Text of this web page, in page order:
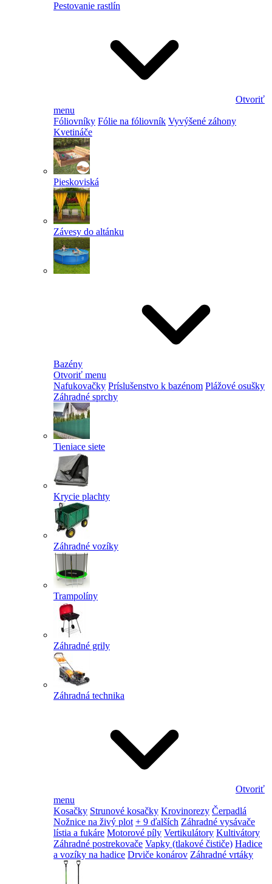
Pestovanie rastlín
Otvoriť
menu
Fóliovníky Fólie na fóliovník Vyvýšené záhony
Kvetináče
Pieskoviská
Závesy do altánku
Bazény
Otvoriť menu
Nafukovačky Príslušenstvo k bazénom Plážové osušky
Záhradné sprchy
Tieniace siete
Krycie plachty
Záhradné vozíky
Trampolíny
Záhradné grily
Záhradná technika
Otvoriť
menu
Kosačky Strunové kosačky Krovinorezy Čerpadlá
Nožnice na živý plot + 9 ďalších Záhradné vysávače
lístia a fukáre Motorové píly Vertikulátory Kultivátory
Záhradné postrekovače Vapky (tlakové čističe) Hadice
a vozíky na hadice Drviče konárov Záhradné vrtáky